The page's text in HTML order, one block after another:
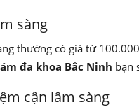
sàng
thường có giá từ
đa khoa Bắc Ninh bạn
cận lâm sàng